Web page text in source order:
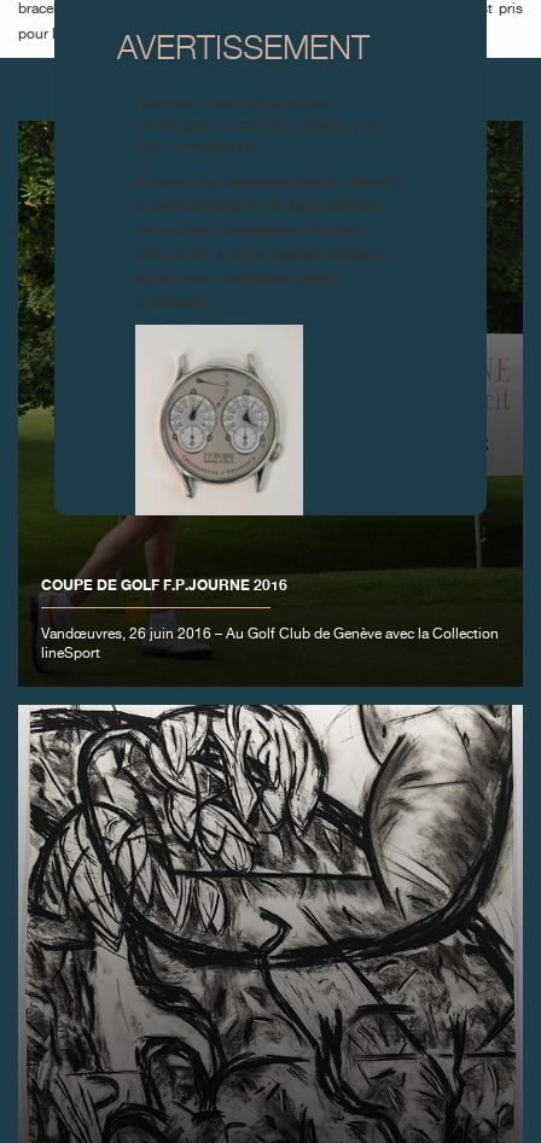
bracelet caoutchouc marine et cadran luminescent. Le rendez-vous est pris
pour l’édition 2017.
COUPE DE GOLF F.P.JOURNE 2016
Vandœuvres, 26 juin 2016 – Au Golf Club de Genève avec la Collection
lineSport
AVERTISSEMENT
À tous nos collectionneurs : devant
la recrudescence de faux articles,
nous vous conseillons de faire
preuve de la plus grande vigilance
et de nous contacter avant
d’acheter.
FAUX
FAUX
FAUX